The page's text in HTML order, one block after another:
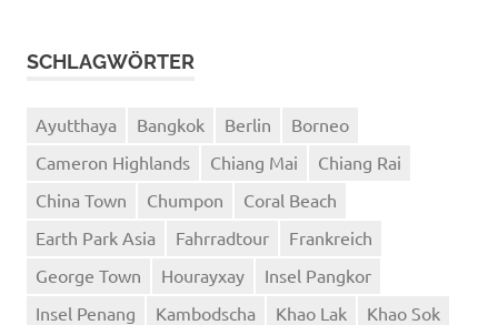
SCHLAGWÖRTER
Ayutthaya Bangkok Berlin
Borneo
Cameron Highlands
Chiang Mai
Chiang Rai
China Town
Chumpon
Coral Beach
Earth Park Asia
Fahrradtour
Frankreich
George Town
Hourayxay
Insel Pangkor
Insel Penang
Kambodscha Khao Lak
Khao Sok